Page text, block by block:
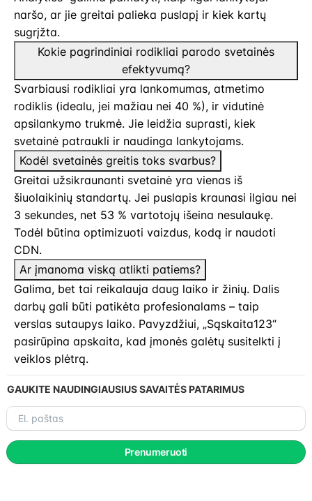
naršo, ar jie greitai palieka puslapį ir kiek kartų
sugrįžta.
Kokie pagrindiniai rodikliai parodo svetainės
efektyvumą?
Svarbiausi rodikliai yra lankomumas, atmetimo
rodiklis (idealu, jei mažiau nei 40 %), ir vidutinė
apsilankymo trukmė. Jie leidžia suprasti, kiek
svetainė patraukli ir naudinga lankytojams.
Kodėl svetainės greitis toks svarbus?
Greitai užsikraunanti svetainė yra vienas iš
šiuolaikinių standartų. Jei puslapis kraunasi ilgiau nei
3 sekundes, net 53 % vartotojų išeina nesulaukę.
Todėl būtina optimizuoti vaizdus, kodą ir naudoti
CDN.
Ar įmanoma viską atlikti patiems?
Galima, bet tai reikalauja daug laiko ir žinių. Dalis
darbų gali būti patikėta profesionalams – taip
verslas sutaupys laiko. Pavyzdžiui, „Sąskaita123“
pasirūpina apskaita, kad įmonės galėtų susitelkti į
veiklos plėtrą.
GAUKITE NAUDINGIAUSIUS SAVAITĖS PATARIMUS
El.
paštas
Prenumeruoti